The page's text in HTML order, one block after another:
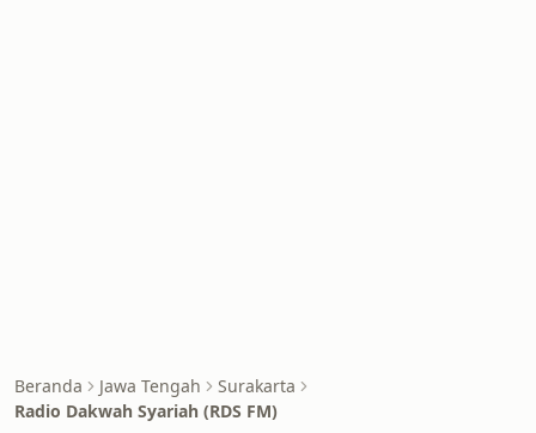
Beranda Jawa Tengah
Surakarta
Radio Dakwah Syariah (RDS FM)